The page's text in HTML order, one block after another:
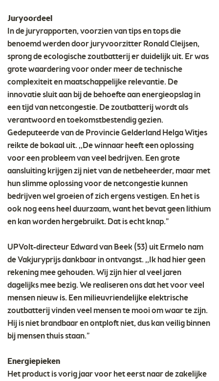
Juryoordeel
In de juryrapporten, voorzien van tips en tops die
benoemd werden door juryvoorzitter Ronald Cleijsen,
sprong de ecologische zoutbatterij er duidelijk uit. Er was
grote waardering voor onder meer de technische
complexiteit en maatschappelijke relevantie. De
innovatie sluit aan bij de behoefte aan energieopslag in
een tijd van netcongestie. De zoutbatterij wordt als
verantwoord en toekomstbestendig gezien.
Gedeputeerde van de Provincie Gelderland Helga Witjes
reikte de bokaal uit. ,,De winnaar heeft een oplossing
voor een probleem van veel bedrijven. Een grote
aansluiting krijgen zij niet van de netbeheerder, maar met
hun slimme oplossing voor de netcongestie kunnen
bedrijven wel groeien of zich ergens vestigen. En het is
ook nog eens heel duurzaam, want het bevat geen lithium
en kan worden hergebruikt. Dat is echt knap.”
UPVolt-directeur Edward van Beek (53) uit Ermelo nam
de Vakjuryprijs dankbaar in ontvangst. ,,Ik had hier geen
rekening mee gehouden. Wij zijn hier al veel jaren
dagelijks mee bezig. We realiseren ons dat het voor veel
mensen nieuw is. Een milieuvriendelijke elektrische
zoutbatterij vinden veel mensen te mooi om waar te zijn.
Hij is niet brandbaar en ontploft niet, dus kan veilig binnen
bij mensen thuis staan.”
Energiepieken
Het product is vorig jaar voor het eerst naar de zakelijke